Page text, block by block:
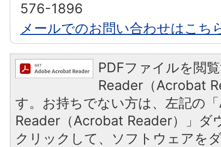
576-1896
メールでのお問い合わせはこち
PDFファイルを閲
Reader（Acrobat
す。お持ちでない方は、左記の
Reader（Acrobat Reader）」ダ
クリックして、ソフトウェアを